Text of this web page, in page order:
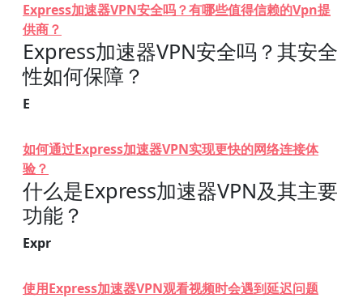
Express加速器VPN安全吗？有哪些值得信赖的Vpn提
供商？
Express加速器VPN安全吗？其安全
性如何保障？
E
如何通过Express加速器VPN实现更快的网络连接体
验？
什么是Express加速器VPN及其主要
功能？
Expr
使用Express加速器VPN观看视频时会遇到延迟问题